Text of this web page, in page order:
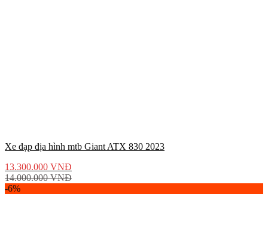
Xe đạp địa hình mtb Giant ATX 830 2023
13.300.000 VNĐ
14.000.000VNĐ
-6%